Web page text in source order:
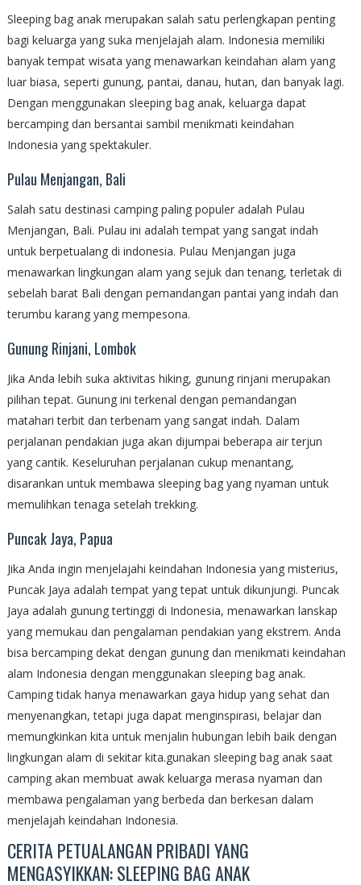
Sleeping bag anak merupakan salah satu perlengkapan penting
bagi keluarga yang suka menjelajah alam. Indonesia memiliki
banyak tempat wisata yang menawarkan keindahan alam yang
luar biasa, seperti gunung, pantai, danau, hutan, dan banyak lagi.
Dengan menggunakan sleeping bag anak, keluarga dapat
bercamping dan bersantai sambil menikmati keindahan
Indonesia yang spektakuler.
Pulau Menjangan, Bali
Salah satu destinasi camping paling populer adalah Pulau
Menjangan, Bali. Pulau ini adalah tempat yang sangat indah
untuk berpetualang di indonesia. Pulau Menjangan juga
menawarkan lingkungan alam yang sejuk dan tenang, terletak di
sebelah barat Bali dengan pemandangan pantai yang indah dan
terumbu karang yang mempesona.
Gunung Rinjani, Lombok
Jika Anda lebih suka aktivitas hiking, gunung rinjani merupakan
pilihan tepat. Gunung ini terkenal dengan pemandangan
matahari terbit dan terbenam yang sangat indah. Dalam
perjalanan pendakian juga akan dijumpai beberapa air terjun
yang cantik. Keseluruhan perjalanan cukup menantang,
disarankan untuk membawa sleeping bag yang nyaman untuk
memulihkan tenaga setelah trekking.
Puncak Jaya, Papua
Jika Anda ingin menjelajahi keindahan Indonesia yang misterius,
Puncak Jaya adalah tempat yang tepat untuk dikunjungi. Puncak
Jaya adalah gunung tertinggi di Indonesia, menawarkan lanskap
yang memukau dan pengalaman pendakian yang ekstrem. Anda
bisa bercamping dekat dengan gunung dan menikmati keindahan
alam Indonesia dengan menggunakan sleeping bag anak.
Camping tidak hanya menawarkan gaya hidup yang sehat dan
menyenangkan, tetapi juga dapat menginspirasi, belajar dan
memungkinkan kita untuk menjalin hubungan lebih baik dengan
lingkungan alam di sekitar kita.gunakan sleeping bag anak saat
camping akan membuat awak keluarga merasa nyaman dan
membawa pengalaman yang berbeda dan berkesan dalam
menjelajah keindahan Indonesia.
CERITA PETUALANGAN PRIBADI YANG
MENGASYIKKAN: SLEEPING BAG ANAK